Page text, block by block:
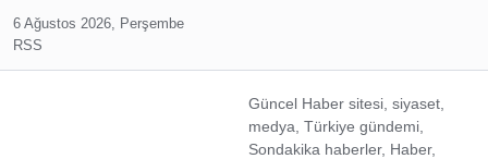
6 Ağustos 2026, Perşembe
RSS
Güncel Haber sitesi, siyaset,
medya, Türkiye gündemi,
Sondakika haberler, Haber,